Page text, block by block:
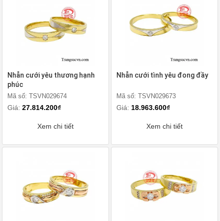
Nhẫn cưới yêu thương hạnh
phúc
Mã số: TSVN029674
Giá: 27.814.200₫
Xem chi tiết
Nhẫn cưới tình yêu đong đầy
Mã số: TSVN029673
Giá: 18.963.600₫
Xem chi tiết